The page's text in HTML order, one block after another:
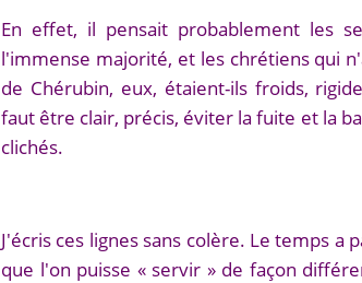
En effet, il pensait probablement les
l'immense majorité, et les chrétiens qui
de Chérubin, eux, étaient-ils froids,
faut être clair, précis, éviter la fuite et la
clichés.
J'écris ces lignes sans colère. Le temps a
que l'on puisse « servir » de façon